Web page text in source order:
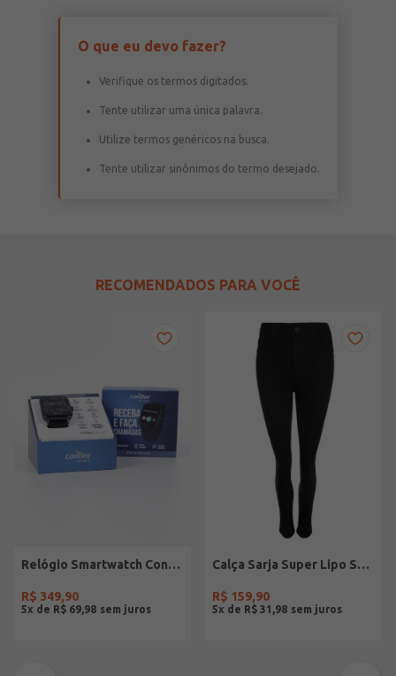
O que eu devo fazer?
Verifique os termos digitados.
Tente utilizar uma única palavra.
Utilize termos genéricos na busca.
Tente utilizar sinônimos do termo desejado.
RECOMENDADOS PARA VOCÊ
Relógio Smartwatch Condor PRETO
R$ 349,90
5x de R$ 69 98
Calça Sarja Super Lipo Sawary Feminina Preto
R$ 159,90
5x de R$ 31 98